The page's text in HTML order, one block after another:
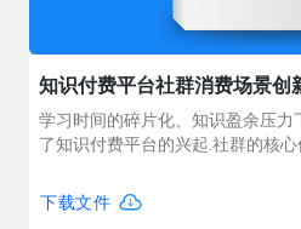
知识付费平台社群消费场景创
学习时间的碎片化、知识盈余压
了知识付费平台的兴起.社群的核
领域的专业术语,现指由媒介信息所
围.将场景与知识付费社群相结合,
下载文件